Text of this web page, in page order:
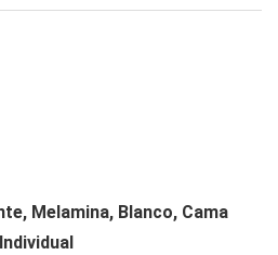
Melamina, Blanco, Cama
Individual